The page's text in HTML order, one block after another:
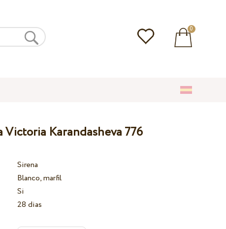
0
Victoria Karandasheva 776
Sirena
Blanco, marfil
Si
28 dias